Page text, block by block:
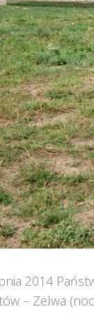
2014
– Zelwa